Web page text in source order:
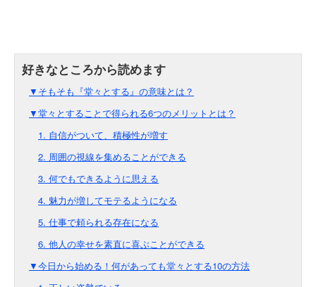
▼そもそも『堂々とする』の意味とは？
▼堂々とすることで得られる6つのメリットとは？
1. 自信がついて、積極性が増す
2. 周囲の視線を集めることができる
3. 何でもできるように思える
4. 魅力が増してモテるようになる
5. 仕事で頼られる存在になる
6. 他人の幸せを素直に喜ぶことができる
▼今日から始める！何があっても堂々とする10の方法